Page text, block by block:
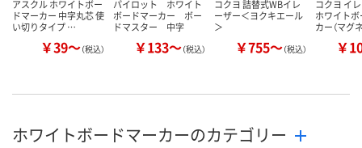
アスクル ホワイトボー
ドマーカー 中字丸芯 使
い切りタイプ …
￥39～（税込）
パイロット ホワイト
ボードマーカー ボー
ドマスター 中字
￥133～（税込）
コクヨ 詰替式WBイレ
ーザー＜ヨクキエール
＞
￥755～（税込）
コクヨ イ
ホワイト
カー（マ
￥
ホワイトボードマーカーのカテゴリー